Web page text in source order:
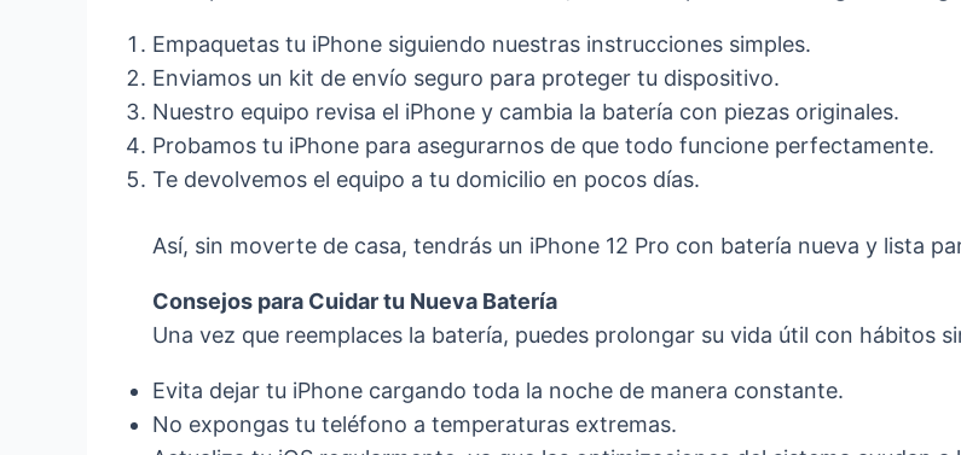
Empaquetas tu iPhone siguiendo nuestras instrucciones simples.
Enviamos un kit de envío seguro para proteger tu dispositivo.
Nuestro equipo revisa el iPhone y cambia la batería con piezas originales.
Probamos tu iPhone para asegurarnos de que todo funcione perfectamente.
Te devolvemos el equipo a tu domicilio en pocos días.
Así, sin moverte de casa, tendrás un iPhone 12 Pro con batería nueva y lista
Consejos para Cuidar tu Nueva Batería
Una vez que reemplaces la batería, puedes prolongar su vida útil con hábitos
Evita dejar tu iPhone cargando toda la noche de manera constante.
No expongas tu teléfono a temperaturas extremas.